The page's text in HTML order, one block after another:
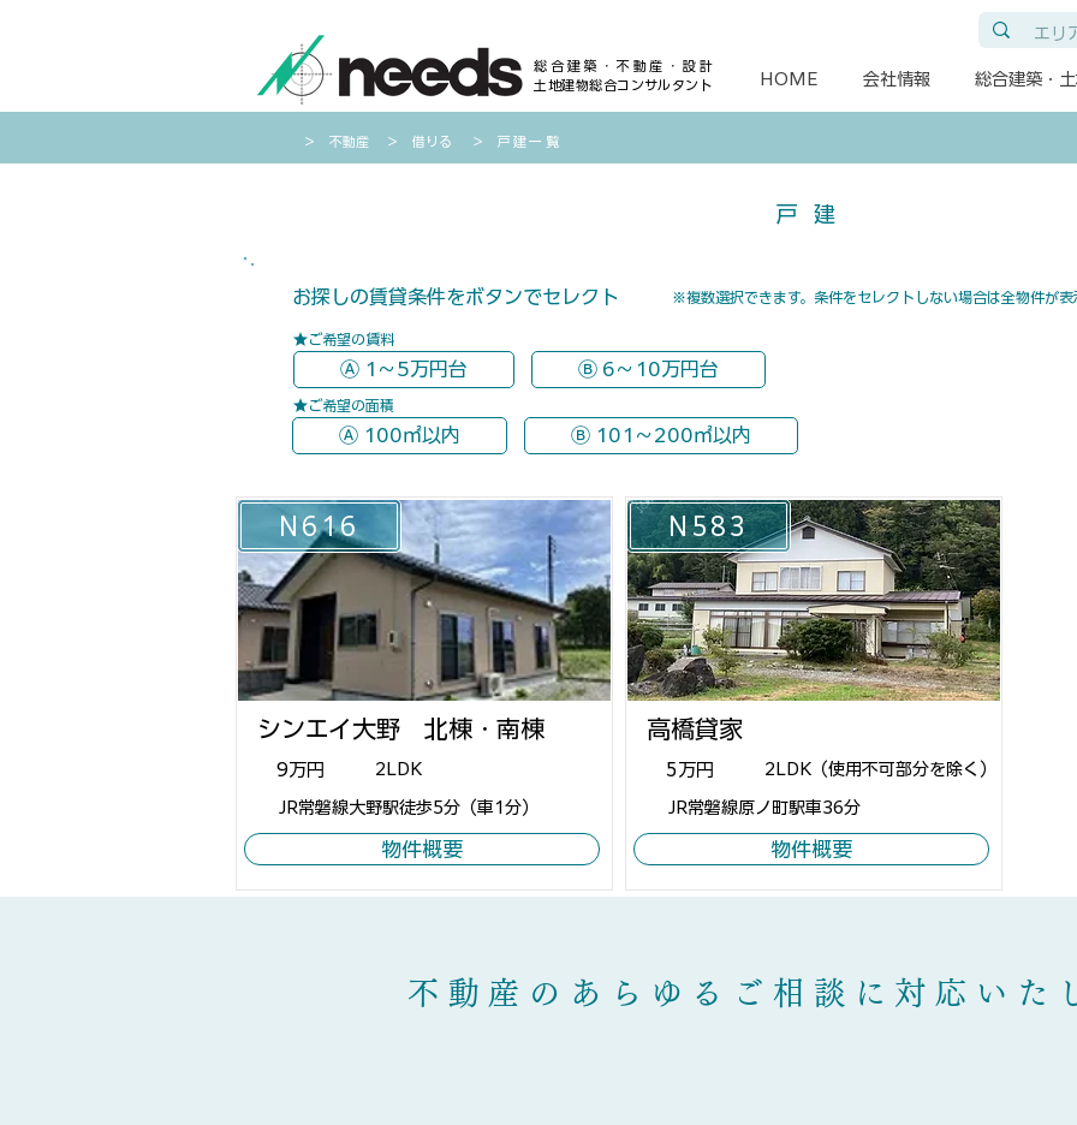
総合建築・不動産・設計
土地建物総合コンサルタント
HOME 会社情報 総合建築・
​＞ 不動産 ​＞ 借りる ​＞ 戸建一覧
​戸建
​お探しの賃貸条件をボタンでセレクト ​※複数選択できます。条件をセレクトしない場合は全物件が表
​★ご希望の賃料
Ⓐ 1～5万円台 Ⓑ 6～10万円台
​★ご希望の面積
Ⓐ 100㎡以内 Ⓑ 101～200㎡以内
N616
シンエイ大野 北棟・南棟
9万円 2LDK
JR常磐線大野駅徒歩5分（車1分）
物件概要
N583
高橋貸家
5万円 2LDK（使用不可部分を除く）
JR常磐線原ノ町駅車36分
物件概要
不動産のあらゆるご相談に対応いた